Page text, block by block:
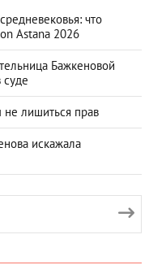
что
Astana 2026
Бажкеновой
суде
лишиться прав
искажала